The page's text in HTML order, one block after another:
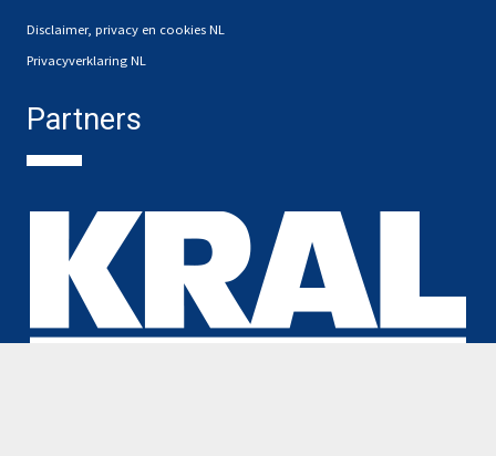
Disclaimer, privacy en cookies NL
Privacyverklaring NL
Partners